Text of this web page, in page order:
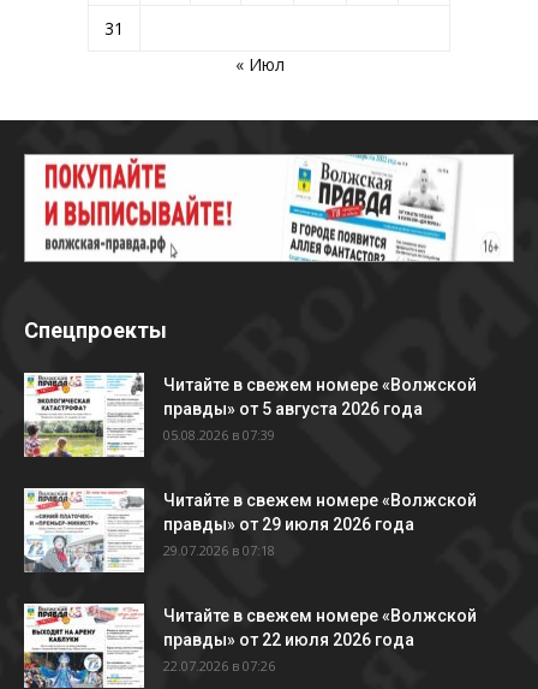
31
« Июл
Спецпроекты
Читайте в свежем номере «Волжской
правды» от 5 августа 2026 года
05.08.2026 в 07:39
Читайте в свежем номере «Волжской
правды» от 29 июля 2026 года
29.07.2026 в 07:18
Читайте в свежем номере «Волжской
правды» от 22 июля 2026 года
22.07.2026 в 07:26